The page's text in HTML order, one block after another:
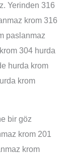
Yerinden 316
krom 316
paslanmaz
304 hurda
hurda krom
krom
bir göz
krom 201
krom